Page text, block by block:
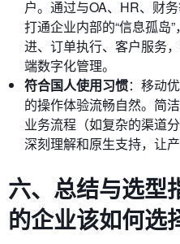
户。通过与OA、HR、财
打通企业内部的“信息孤岛
进、订单执行、客户服务
端数字化管理。
符合国人使用习惯：移动
的操作体验流畅自然。简
业务流程（如复杂的渠道
深刻理解和原生支持，让产
六、总结与选型
的企业该如何选